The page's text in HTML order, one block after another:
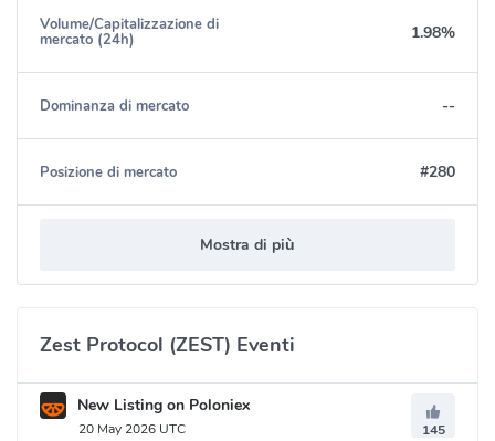
Volume/Capitalizzazione di
mercato (24h) 1.98%
Dominanza di mercato --
Posizione di mercato #280
Mostra di più
Zest Protocol (ZEST) Eventi
New Listing on Poloniex
20 May 2026 UTC
145